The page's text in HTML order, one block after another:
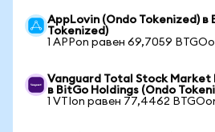
AppLovin (Ondo Tokenized) в
Tokenized)
1 APPon равен 69,7059
Vanguard Total Stock Market
в BitGo Holdings (Ondo
1 VTIon равен 77,4462